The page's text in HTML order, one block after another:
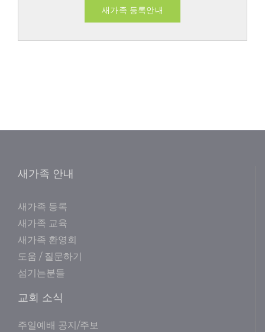
새가족 등록안내
새가족 안내
새가족 등록
새가족 교육
새가족 환영회
도움 / 질문하기
섬기는분들
교회 소식
주일예배 공지/주보